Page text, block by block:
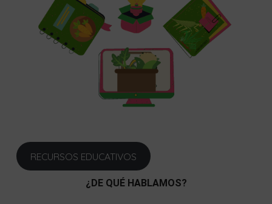
RECURSOS EDUCATIVOS
¿DE QUÉ HABLAMOS?